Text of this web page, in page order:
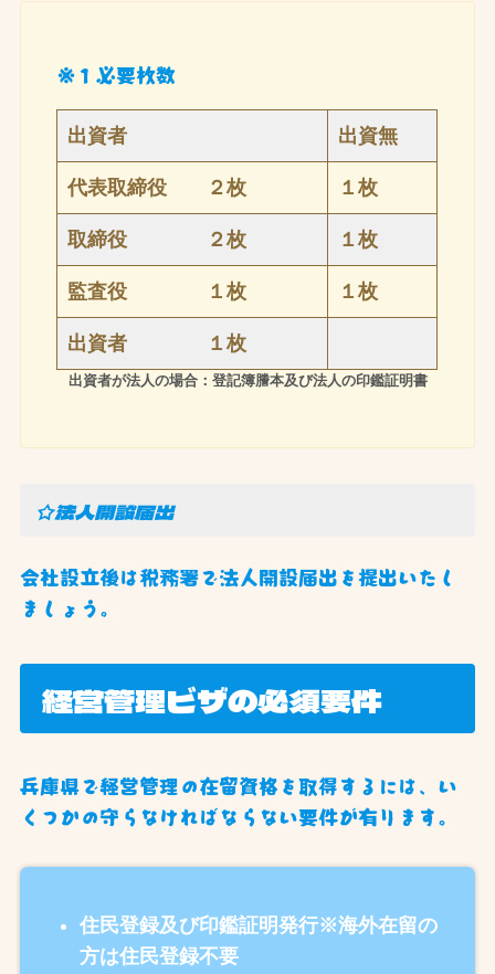
※１必要枚数
出資者 出資無
代表取締役 ２枚 １枚
取締役 ２枚 １枚
監査役 １枚 １枚
出資者 １枚
出資者が法人の場合：登記簿謄本及び法人の印鑑証明書
☆法人開設届出
会社設立後は税務署で法人開設届出を提出いたし
ましょう。
経営管理ビザの必須要件
兵庫県で経営管理の在留資格を取得するには、い
くつかの守らなければならない要件が有ります。
住民登録及び印鑑証明発行※海外在留の
方は住民登録不要